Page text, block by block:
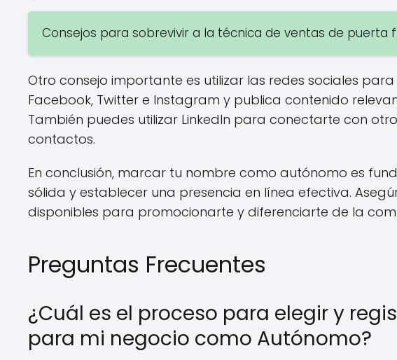
Consejos para sobrevivir a la técnica de ventas de puerta
Otro consejo importante es utilizar las redes sociales
Facebook, Twitter e Instagram y publica contenido
También puedes utilizar LinkedIn para conectarte con
contactos.
En conclusión, marcar tu nombre como autónomo es
sólida y establecer una presencia en línea efectiva.
disponibles para promocionarte y diferenciarte de la
Preguntas Frecuentes
¿Cuál es el proceso para elegir y
para mi negocio como Autónomo?